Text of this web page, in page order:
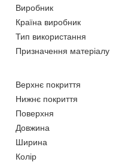
Виробник
Країна виробник
Тип використання
Призначення матеріалу
Верхнє покриття
Нижнє покриття
Поверхня
Довжина
Ширина
Колір